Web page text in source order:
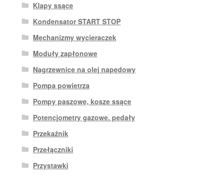
Klapy ssące
Kondensator START STOP
Mechanizmy wycieraczek
Moduły zapłonowe
Nagrzewnice na olej napędowy
Pompa powietrza
Pompy paszowe, kosze ssące
Potencjometry gazowe. pedały
Przekaźnik
Przełączniki
Przystawki